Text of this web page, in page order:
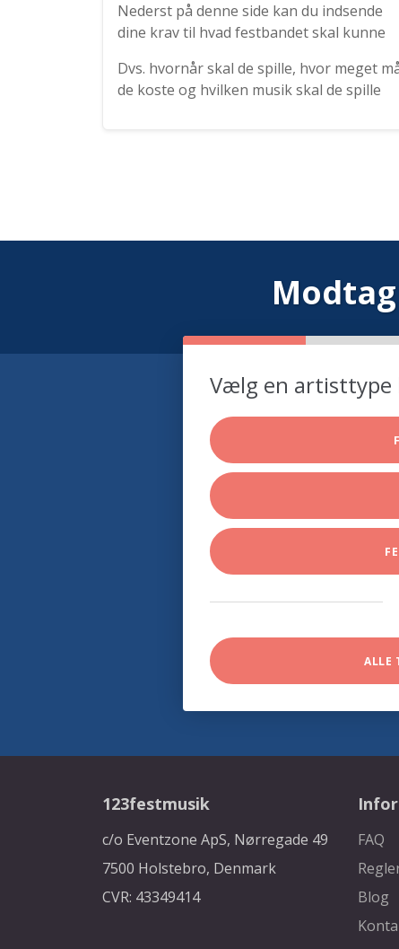
Nederst på denne side kan du indsende
dine krav til hvad festbandet skal kunne
Dvs. hvornår skal de spille, hvor meget
de koste og hvilken musik skal de spille
Vælg en artisttype
ALLE
123festmusik
c/o Eventzone ApS, Nørregade 49
7500 Holstebro, Denmark
CVR: 43349414
FAQ
Blog